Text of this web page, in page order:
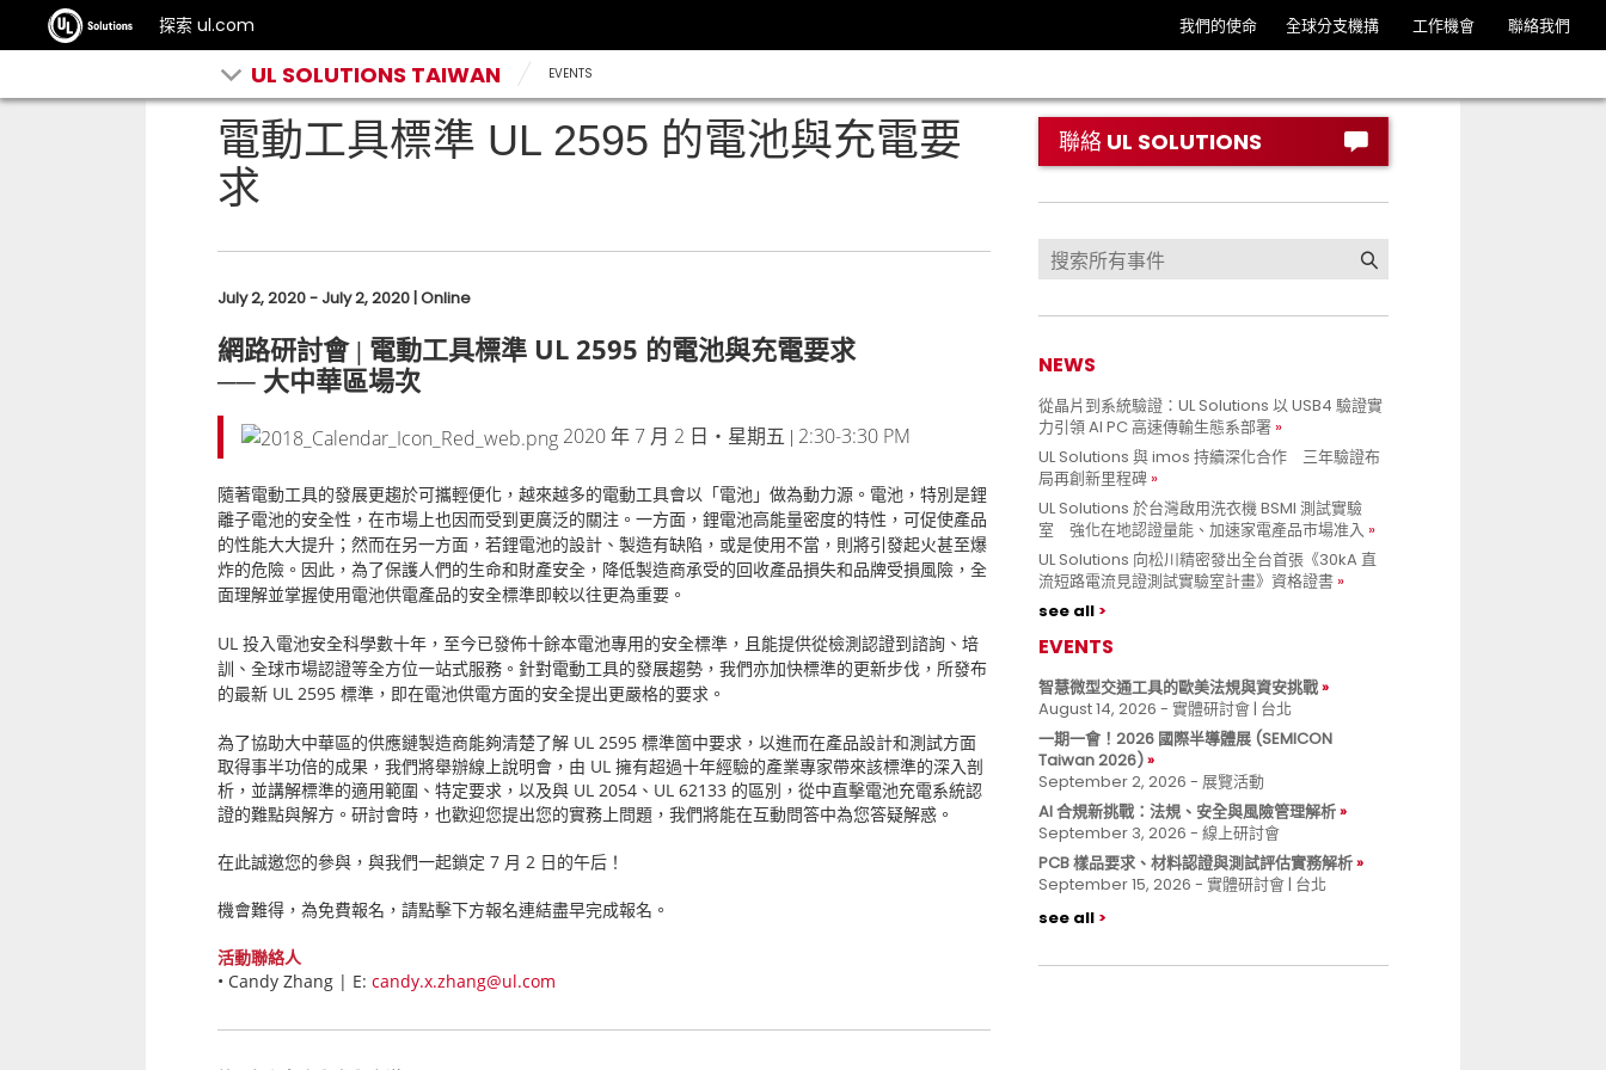
探索 ul.com 我們的使命 全球分支機搆 工作機會 聯絡我們
UL SOLUTIONS TAIWAN EVENTS
電動工具標準 UL 2595 的電池與充電要
求
July 2, 2020 - July 2, 2020 | Online
網路研討會 | 電動工具標準 UL 2595 的電池與充電要求
── 大中華區場次
2020 年 7 月 2 日‧星期五 | 2:30-3:30 PM
隨著電動工具的發展更趨於可攜輕便化，越來越多的電動工具會以「電池」做為動力源。電池，特別是鋰
離子電池的安全性，在市場上也因而受到更廣泛的關注。一方面，鋰電池高能量密度的特性，可促使產品
的性能大大提升；然而在另一方面，若鋰電池的設計、製造有缺陷，或是使用不當，則將引發起火甚至爆
炸的危險。因此，為了保護人們的生命和財產安全，降低製造商承受的回收產品損失和品牌受損風險，全
面理解並掌握使用電池供電產品的安全標準即較以往更為重要。
UL 投入電池安全科學數十年，至今已發佈十餘本電池專用的安全標準，且能提供從檢測認證到諮詢、培
訓、全球市場認證等全方位一站式服務。針對電動工具的發展趨勢，我們亦加快標準的更新步伐，所發布
的最新 UL 2595 標準，即在電池供電方面的安全提出更嚴格的要求。
為了協助大中華區的供應鏈製造商能夠清楚了解 UL 2595 標準箇中要求，以進而在產品設計和測試方面
取得事半功倍的成果，我們將舉辦線上說明會，由 UL 擁有超過十年經驗的產業專家帶來該標準的深入剖
析，並講解標準的適用範圍、特定要求，以及與 UL 2054 、 UL 62133 的區別，從中直擊電池充電系統認
證的難點與解方。研討會時，也歡迎您提出您的實務上問題，我們將能在互動問答中為您答疑解惑。
在此誠邀您的參與，與我們一起鎖定 7 月 2 日的午后！
機會難得，為免費報名，請點擊下方報名連結盡早完成報名 。
活動聯絡人
• Candy Zhang | E: candy.x.zhang@ul.com
聯絡 UL SOLUTIONS
NEWS
從晶片到系統驗證：UL Solutions 以 USB4 驗證實
力引領 AI PC 高速傳輸生態系部署
UL Solutions 與 imos 持續深化合作 三年驗證布
局再創新里程碑
UL Solutions 於台灣啟用洗衣機 BSMI 測試實驗
室 強化在地認證量能、加速家電產品市場准入
UL Solutions 向松川精密發出全台首張《30kA 直
流短路電流見證測試實驗室計畫》資格證書
see all
EVENTS
智慧微型交通工具的歐美法規與資安挑戰
August 14, 2026 - 實體研討會 | 台北
一期一會！2026 國際半導體展 (SEMICON
Taiwan 2026)
September 2, 2026 - 展覽活動
AI 合規新挑戰：法規、安全與風險管理解析
September 3, 2026 - 線上研討會
PCB 樣品要求、材料認證與測試評估實務解析
September 15, 2026 - 實體研討會 | 台北
see all